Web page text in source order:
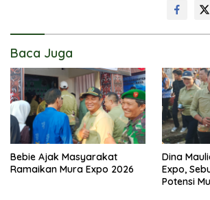
Baca Juga
Bebie Ajak Masyarakat
Ramaikan Mura Expo 2026
Dina
Expo,
Potensi